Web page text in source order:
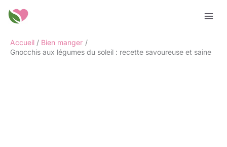
Accueil
Bien manger
Gnocchis aux légumes du soleil : recette savoureuse et saine